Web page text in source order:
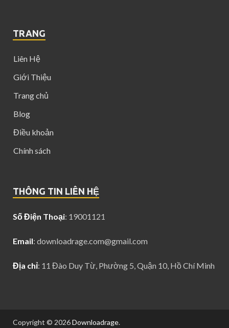
TRANG
Liên Hệ
Giới Thiệu
Trang chủ
Blog
Điều khoản
Chính sách
THÔNG TIN LIÊN HỆ
Số Điện Thoại: 19001121
Email: downloadrage.com@gmail.com
Địa chỉ: 11 Đào Duy Từ, Phường 5, Quận 10, Hồ Chí Minh
Copyright © 2026Downloadrage.